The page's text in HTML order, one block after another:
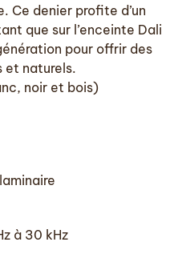
Ce denier profite d’un
que sur l’enceinte Dali
pour offrir des
et naturels.
noir et bois)
à 30 kHz